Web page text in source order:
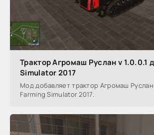
Трактор Агромаш Руслан v 1.0.0.1
Simulator 2017
Мод добавляет трактор Агромаш Руслан
Farming Simulator 2017.